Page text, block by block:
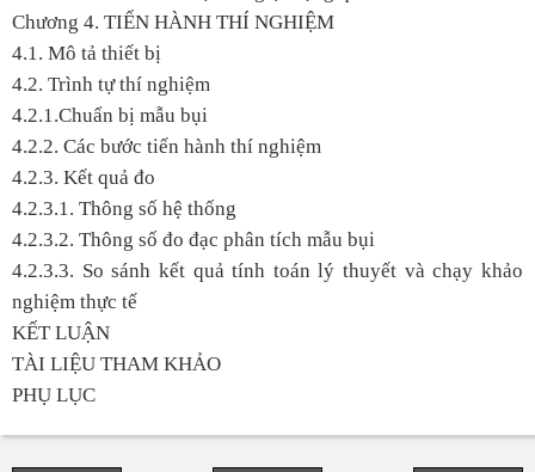
Chương 4. TIẾN HÀNH THÍ NGHIỆM
4.1. Mô tả thiết bị
4.2. Trình tự thí nghiệm
4.2.1.Chuẩn bị mẫu bụi
4.2.2. Các bước tiến hành thí nghiệm
4.2.3. Kết quả đo
4.2.3.1. Thông số hệ thống
4.2.3.2. Thông số đo đạc phân tích mẫu bụi
4.2.3.3. So sánh kết quả tính toán lý thuyết và chạy khảo
nghiệm thực tế
KẾT LUẬN
TÀI LIỆU THAM KHẢO
PHỤ LỤC